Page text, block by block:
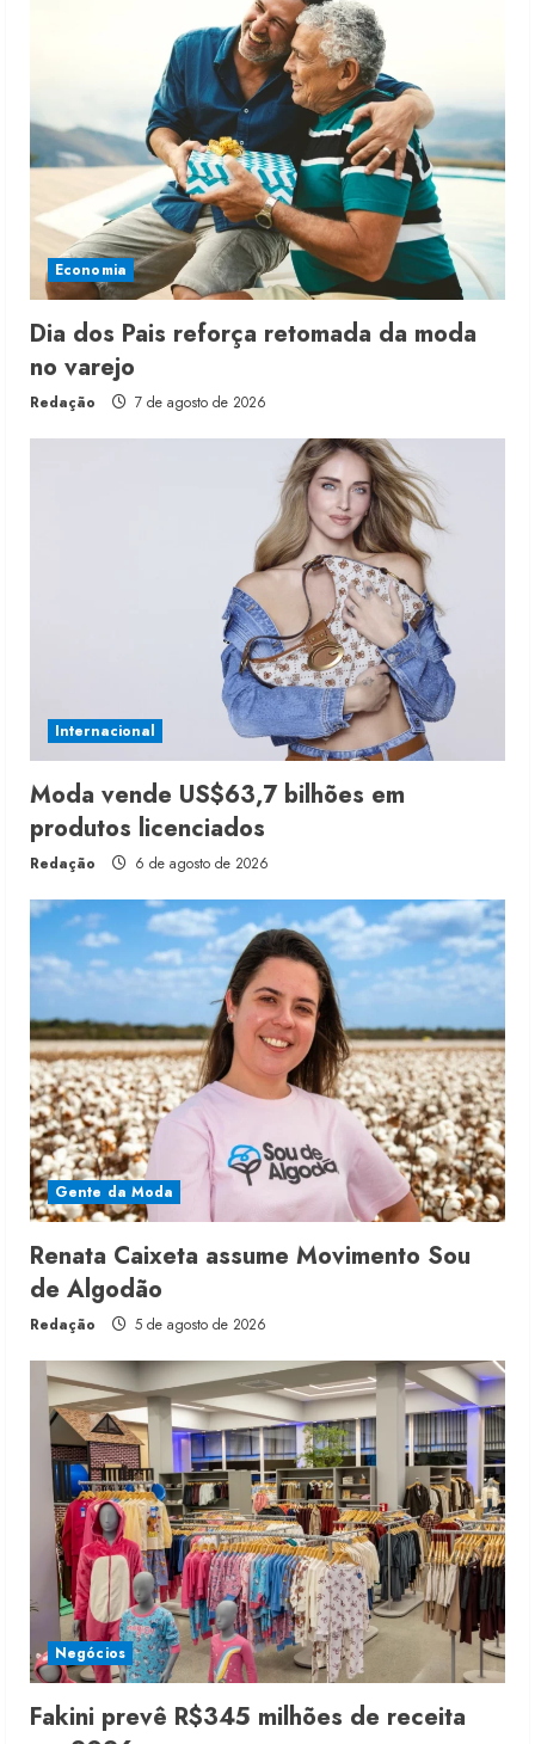
Economia
Dia dos Pais reforça retomada da moda
no varejo
Redação 7 de agosto de 2026
Internacional
Moda vende US$63,7 bilhões em
produtos licenciados
Redação 6 de agosto de 2026
Gente da Moda
Renata Caixeta assume Movimento Sou
de Algodão
Redação 5 de agosto de 2026
Negócios
Fakini prevê R$345 milhões de receita